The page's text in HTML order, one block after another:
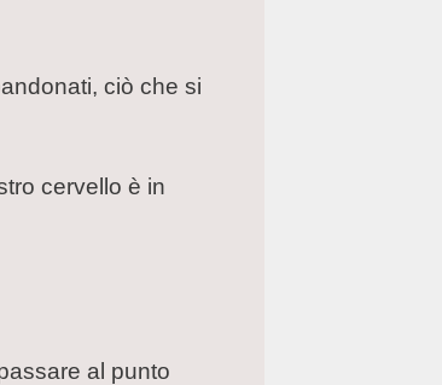
ciò che si
cervello è in
al punto